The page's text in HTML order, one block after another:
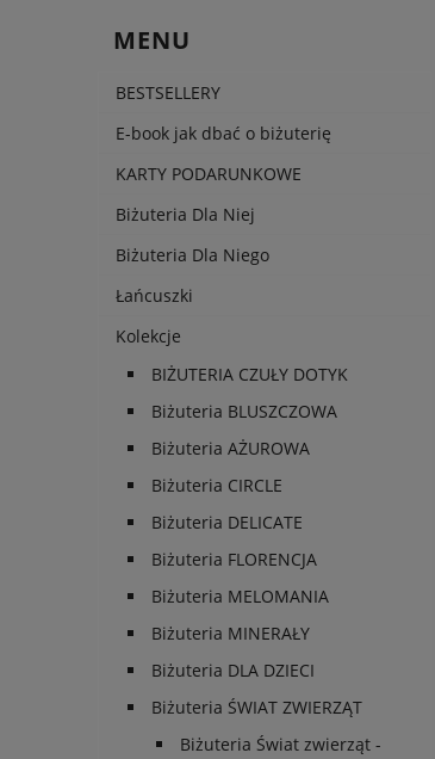
MENU
BESTSELLERY
E-book jak dbać o biżuterię
KARTY PODARUNKOWE
Biżuteria Dla Niej
Biżuteria Dla Niego
Łańcuszki
Kolekcje
BIŻUTERIA CZUŁY DOTYK
Biżuteria BLUSZCZOWA
Biżuteria AŻUROWA
Biżuteria CIRCLE
Biżuteria DELICATE
Biżuteria FLORENCJA
Biżuteria MELOMANIA
Biżuteria MINERAŁY
Biżuteria DLA DZIECI
Biżuteria ŚWIAT ZWIERZĄT
Biżuteria Świat zwierząt -